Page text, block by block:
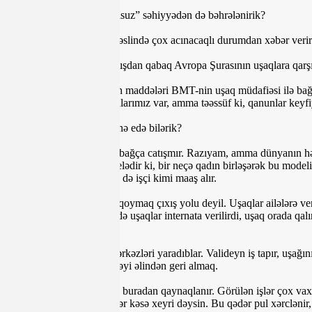
- “Pulsuz” təhsil kimi “pulsuz” səhiyyədən də bəhrələnirik?
- Bəli (gülür – R.E.). Bu, əslində çox acınacaqlı durumdan xəbər
- Milli Məclis buraxılmamışdan qabaq Avropa Şurasının uşaqlara
- Bu Konvensiyanın bütün maddələri BMT-nin uşaq müdafiəsi ilə
mükəmməl yazlmış qanunlarımız var, amma təəssüf ki, qanunlar
- Uşaq bağçaları ilə bağlı nə edə bilərik?
- Bəzən deyirlər ki, bizdə bağça catışmır. Razıyam, amma
təklifimiz budur. Model belədir ki, bir neçə qadın birləşərək bu
də başqa uşaqlara. Üstəlik də işçi kimi maaş alır.
Uşaqları internat evlərinə qoymaq çıxış yolu deyil. Uşaqlar
vaxtı internat məktəblərində uşaqlar internata verilirdi, uşaq orada
- Bizdə də indi günərzi mərkəzləri yaradıblar. Valideyn iş tapır,
dəstək vermək, sonra dəstəyi əlindən geri almaq.
- Baxın, elə problemlər də buradan qaynaqlanır. Görülən işlər çox
davamlılığı olmalıdır ki, hər kəsə xeyri dəysin. Bu qədər pul